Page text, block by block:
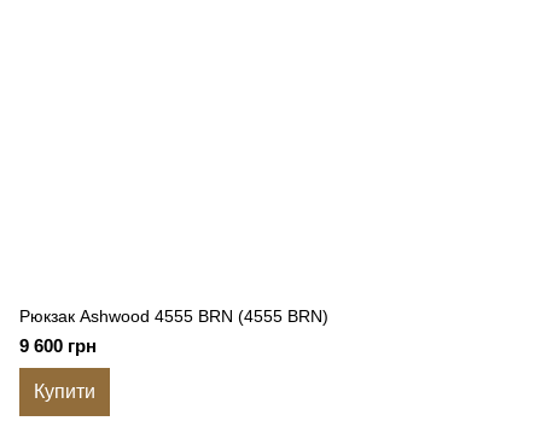
Рюкзак Ashwood 4555 BRN (4555 BRN)
9 600 грн
Купити